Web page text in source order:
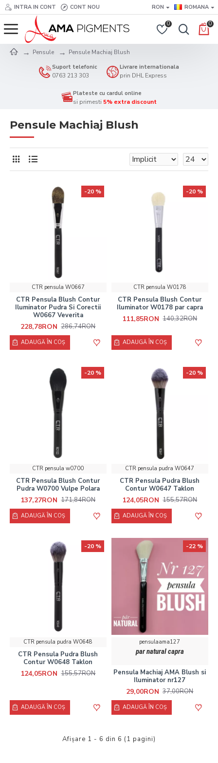
INTRA IN CONT CONT NOU RON ROMANA
0 0
Pensule Pensule Machiaj Blush
Suport telefonic
0763 213 303
Livrare internationala
prin DHL Express
Plateste cu cardul online
si primesti 5% extra discount
Pensule Machiaj Blush
-20 %
CTR pensula W0667
CTR Pensula Blush Contur
Iluminator Pudra Si Corectii
W0667 Veverita
228,78RON 286,74RON
ADAUGĂ ÎN COŞ
-20 %
CTR pensula W0178
CTR Pensula Blush Contur
Iluminator W0178 par capra
111,85RON 140,32RON
ADAUGĂ ÎN COŞ
-20 %
CTR pensula w0700
CTR Pensula Blush Contur
Pudra W0700 Vulpe Polara
137,27RON 171,84RON
ADAUGĂ ÎN COŞ
-20 %
CTR pensula pudra W0647
CTR Pensula Pudra Blush
Contur W0647 Taklon
124,05RON 155,57RON
ADAUGĂ ÎN COŞ
-20 %
CTR pensula pudra W0648
CTR Pensula Pudra Blush
Contur W0648 Taklon
124,05RON 155,57RON
ADAUGĂ ÎN COŞ
-22 %
pensulaama127
par natural capra
Pensula Machiaj AMA Blush si
Iluminator nr127
29,00RON 37,00RON
ADAUGĂ ÎN COŞ
Afişare 1 - 6 din 6 (1 pagini)